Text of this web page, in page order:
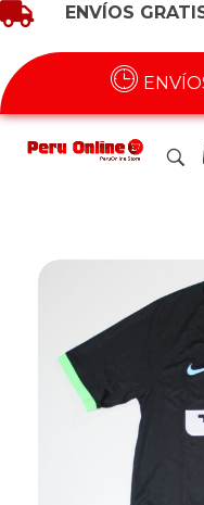
ENVÍOS